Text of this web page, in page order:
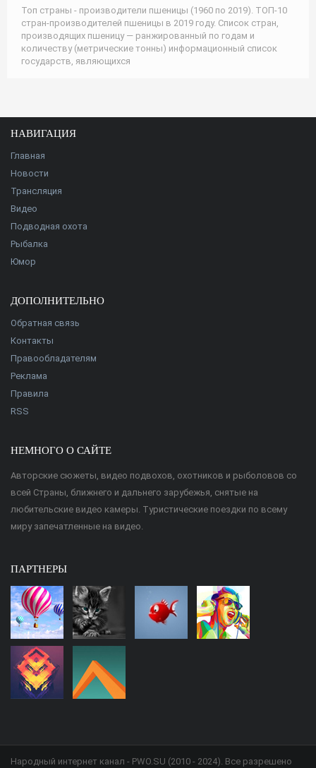
Топ страны - производители пшеницы (1960 по 2019). ТОП-10
стран-производителей пшеницы в 2019 году. Список стран,
производящих пшеницу — ранжированный по годам и
количеству (метрические тонны) информационный список
государств, являющихся
НАВИГАЦИЯ
Главная
Новости
Трансляция
Видео
Подводная охота
Рыбалка
Юмор
ДОПОЛНИТЕЛЬНО
Обратная связь
Контакты
Правообладателям
Реклама
Правила
RSS
НЕМНОГО О САЙТЕ
Авторские сюжеты, видео подвохов, охотников и рыболовов со
всей Страны, ближнего и дальнего зарубежья, снятые на
любительские видео камеры. Туристические поездки по всему
миру запечатленные на видео.
ПАРТНЕРЫ
Народный интернет канал - PWO.SU (2010 - 2024). Все разрешено